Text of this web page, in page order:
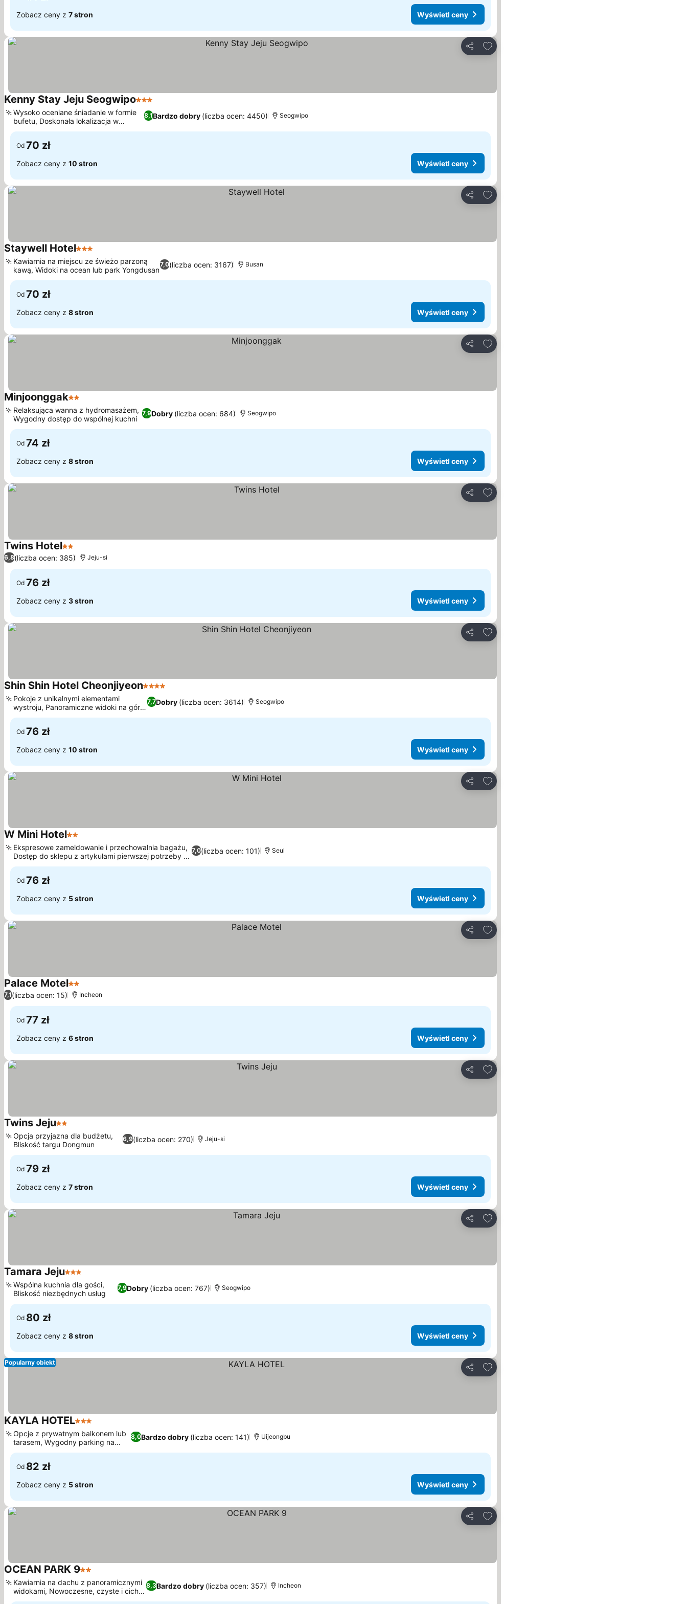
Zobacz ceny z 7 stron Wyświetl ceny
Udostępnij
Dodaj do ulubionych
Kenny Stay Jeju Seogwipo3 Kategoria
8,1Bardzo dobry (liczba ocen: 4450)
Wysoko oceniane śniadanie w formie
bufetu, Doskonała lokalizacja w
pobliżu targu Olle
Seogwipo
Od 70 zł
Zobacz ceny z 10 stron Wyświetl ceny
Udostępnij
Dodaj do ulubionych
Staywell Hotel3 Kategoria
7,0(liczba ocen: 3167)
Kawiarnia na miejscu ze świeżo parzoną
kawą, Widoki na ocean lub park Yongdusan
Busan
Od 70 zł
Zobacz ceny z 8 stron Wyświetl ceny
Udostępnij
Dodaj do ulubionych
Minjoonggak2 Kategoria
7,9Dobry (liczba ocen: 684)
Relaksująca wanna z hydromasażem,
Wygodny dostęp do wspólnej kuchni
Seogwipo
Od 74 zł
Zobacz ceny z 8 stron Wyświetl ceny
Udostępnij
Dodaj do ulubionych
Twins Hotel2 Kategoria
6,8(liczba ocen: 385) Jeju-si
Od 76 zł
Zobacz ceny z 3 stron Wyświetl ceny
Udostępnij
Dodaj do ulubionych
Shin Shin Hotel Cheonjiyeon4 Kategoria
7,7Dobry (liczba ocen: 3614)
Pokoje z unikalnymi elementami
wystroju, Panoramiczne widoki na górę
Hallasan
Seogwipo
Od 76 zł
Zobacz ceny z 10 stron Wyświetl ceny
Udostępnij
Dodaj do ulubionych
W Mini Hotel2 Kategoria
7,0(liczba ocen: 101)
Ekspresowe zameldowanie i przechowalnia bagażu,
Dostęp do sklepu z artykułami pierwszej potrzeby na
miejscu
Seul
Od 76 zł
Zobacz ceny z 5 stron Wyświetl ceny
Udostępnij
Dodaj do ulubionych
Palace Motel2 Kategoria
7,1(liczba ocen: 15) Incheon
Od 77 zł
Zobacz ceny z 6 stron Wyświetl ceny
Udostępnij
Dodaj do ulubionych
Twins Jeju2 Kategoria
6,9(liczba ocen: 270)
Opcja przyjazna dla budżetu,
Bliskość targu Dongmun
Jeju-si
Od 79 zł
Zobacz ceny z 7 stron Wyświetl ceny
Udostępnij
Dodaj do ulubionych
Tamara Jeju3 Kategoria
7,9Dobry (liczba ocen: 767)
Wspólna kuchnia dla gości,
Bliskość niezbędnych usług
Seogwipo
Od 80 zł
Zobacz ceny z 8 stron Wyświetl ceny
Udostępnij
Dodaj do ulubionych
Popularny obiekt
KAYLA HOTEL3 Kategoria
8,0Bardzo dobry (liczba ocen: 141)
Opcje z prywatnym balkonem lub
tarasem, Wygodny parking na
miejscu
Uijeongbu
Od 82 zł
Zobacz ceny z 5 stron Wyświetl ceny
Udostępnij
Dodaj do ulubionych
OCEAN PARK 92 Kategoria
8,3Bardzo dobry (liczba ocen: 357)
Kawiarnia na dachu z panoramicznymi
widokami, Nowoczesne, czyste i ciche
otoczenie
Incheon